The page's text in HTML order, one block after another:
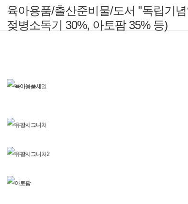
육아용품/출산준비물/도서 ''독립기
젖병소독기 30%, 아토팜 35% 등)